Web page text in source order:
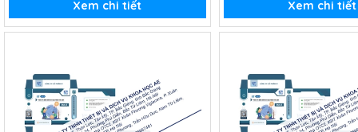
Xem chi tiết Xem chi tiết